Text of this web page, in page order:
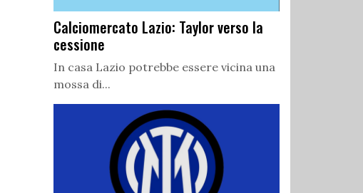
Calciomercato Lazio: Taylor verso la
cessione
In casa Lazio potrebbe essere vicina una
mossa di...